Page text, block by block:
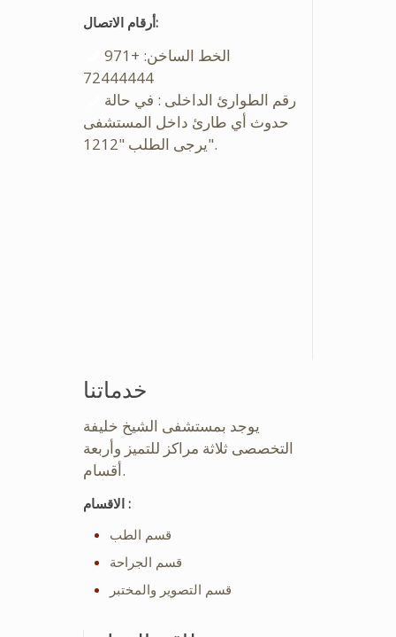
أرقام الاتصال:
الخط الساخن: +971
72444444
رقم الطوارئ الداخلى : في حالة
حدوث أي طارئ داخل المستشفى
يرجى الطلب "1212".
خدماتنا
يوجد بمستشفى الشيخ خليفة
التخصصى ثلاثة مراكز للتميز وأربعة
أقسام.
الاقسام :
قسم الطب
قسم الجراحة
قسم التصوير والمختبر